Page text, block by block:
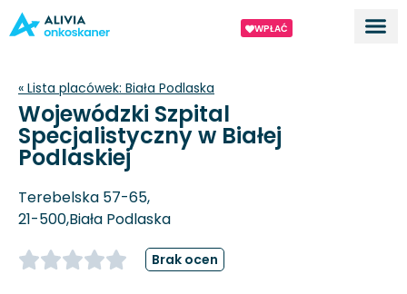
WPŁAĆ
« Lista placówek: Biała Podlaska
Wojewódzki Szpital
Specjalistyczny w Białej
Podlaskiej
Terebelska 57-65,
21-500,Biała Podlaska
Brak ocen